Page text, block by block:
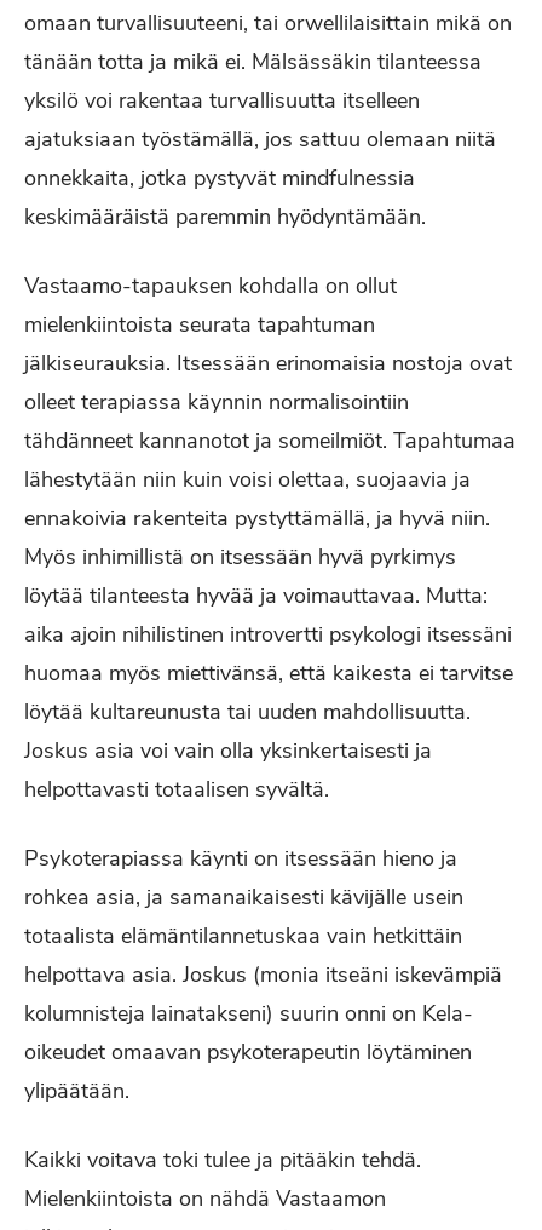
omaan turvallisuuteeni, tai orwellilaisittain mikä on
tänään totta ja mikä ei. Mälsässäkin tilanteessa
yksilö voi rakentaa turvallisuutta itselleen
ajatuksiaan työstämällä, jos sattuu olemaan niitä
onnekkaita, jotka pystyvät mindfulnessia
keskimääräistä paremmin hyödyntämään.
Vastaamo-tapauksen kohdalla on ollut
mielenkiintoista seurata tapahtuman
jälkiseurauksia. Itsessään erinomaisia nostoja ovat
olleet terapiassa käynnin normalisointiin
tähdänneet kannanotot ja someilmiöt. Tapahtumaa
lähestytään niin kuin voisi olettaa, suojaavia ja
ennakoivia rakenteita pystyttämällä, ja hyvä niin.
Myös inhimillistä on itsessään hyvä pyrkimys
löytää tilanteesta hyvää ja voimauttavaa. Mutta:
aika ajoin nihilistinen introvertti psykologi itsessäni
huomaa myös miettivänsä, että kaikesta ei tarvitse
löytää kultareunusta tai uuden mahdollisuutta.
Joskus asia voi vain olla yksinkertaisesti ja
helpottavasti totaalisen syvältä.
Psykoterapiassa käynti on itsessään hieno ja
rohkea asia, ja samanaikaisesti kävijälle usein
totaalista elämäntilannetuskaa vain hetkittäin
helpottava asia. Joskus (monia itseäni iskevämpiä
kolumnisteja lainatakseni) suurin onni on Kela-
oikeudet omaavan psykoterapeutin löytäminen
ylipäätään.
Kaikki voitava toki tulee ja pitääkin tehdä.
Mielenkiintoista on nähdä Vastaamon